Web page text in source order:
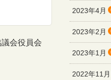
会役員会
2023年4月
2023年2月
2023年1月
2022年11月